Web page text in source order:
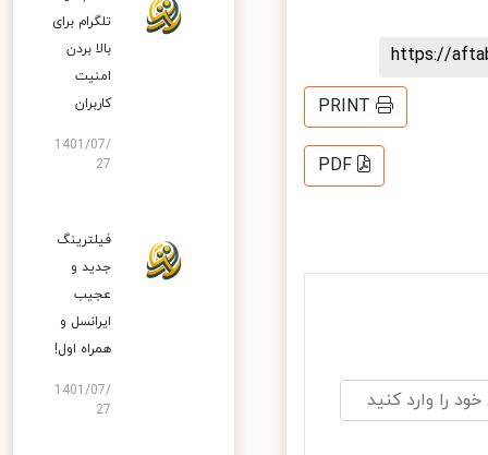
https://
PRINT
PDF
تلگرام برای
بالا بردن
امنیت
کاربران
1401/07/
27
فیلترینگ
جدید و
عجیب
ایرانسل و
همراه اول!
1401/07/
27